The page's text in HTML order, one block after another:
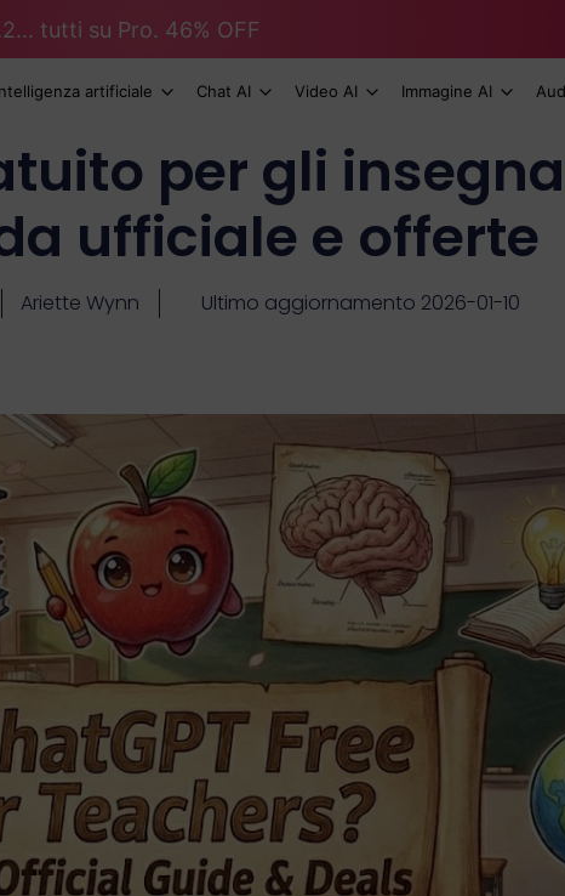
tutti su Pro. 46% OFF
artificiale Chat AI Video AI Immagine AI
per gli
ufficiale e offerte
Ariette Wynn Ultimo aggiornamento 2026-01-10